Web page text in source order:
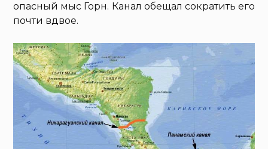
опасный мыс Горн. Канал обещал сократить его
почти вдвое.